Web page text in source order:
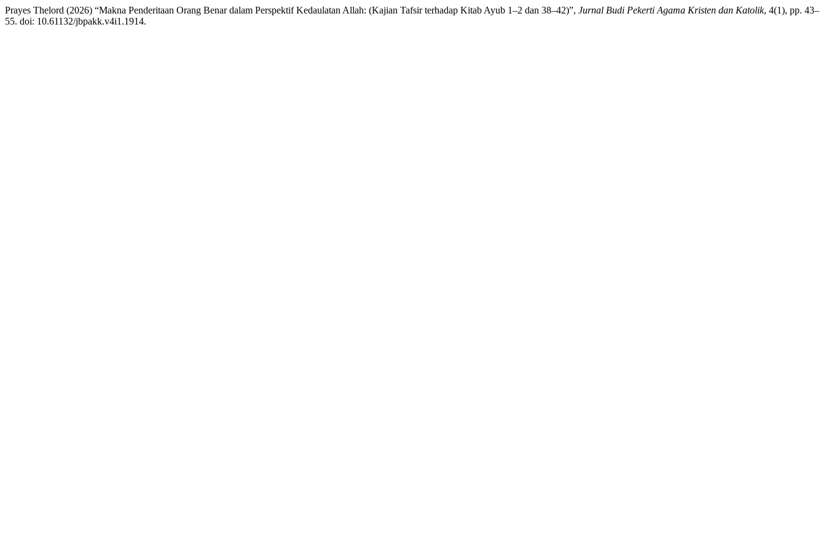
Prayes Thelord (2026) “Makna Penderitaan Orang Benar dalam Perspektif Kedaulatan Allah: (Kajian Tafsir terhadap Kitab Ayub 1–2 dan 38–42)”, Jurnal Budi Pekerti Agama Kristen dan Katolik, 4(1), pp. 43–
55. doi: 10.61132/jbpakk.v4i1.1914.